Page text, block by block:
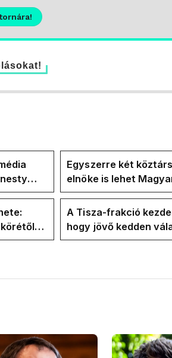
Egyszerre két
elnöke is lehet
jövő hétre
A Tisza-frakció
hogy jövő kedden
az új köztársasági